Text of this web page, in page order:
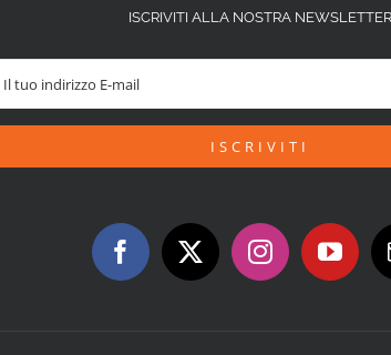
ISCRIVITI ALLA NOSTRA NEWSLETTER